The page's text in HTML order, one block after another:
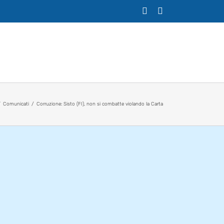
Comunicati Corruzione: Sisto (FI), non si combatte violando la Carta